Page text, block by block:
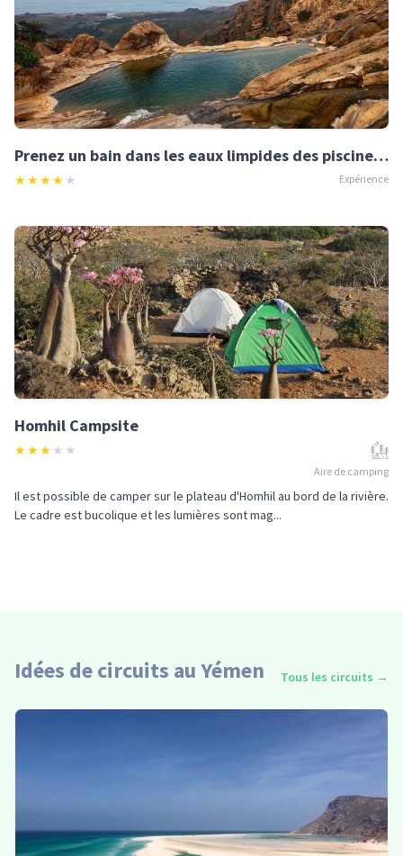
Prenez un bain dans les eaux limpides des piscines naturelles du Plateau d’Homhil
★★★★ ★ Expérience
Homhil Campsite
★★★ ★ ★
Aire de camping
Il est possible de camper sur le plateau d'Homhil au bord de la rivière.
Le cadre est bucolique et les lumières sont mag...
Idées de circuits au Yémen Tous les circuits →